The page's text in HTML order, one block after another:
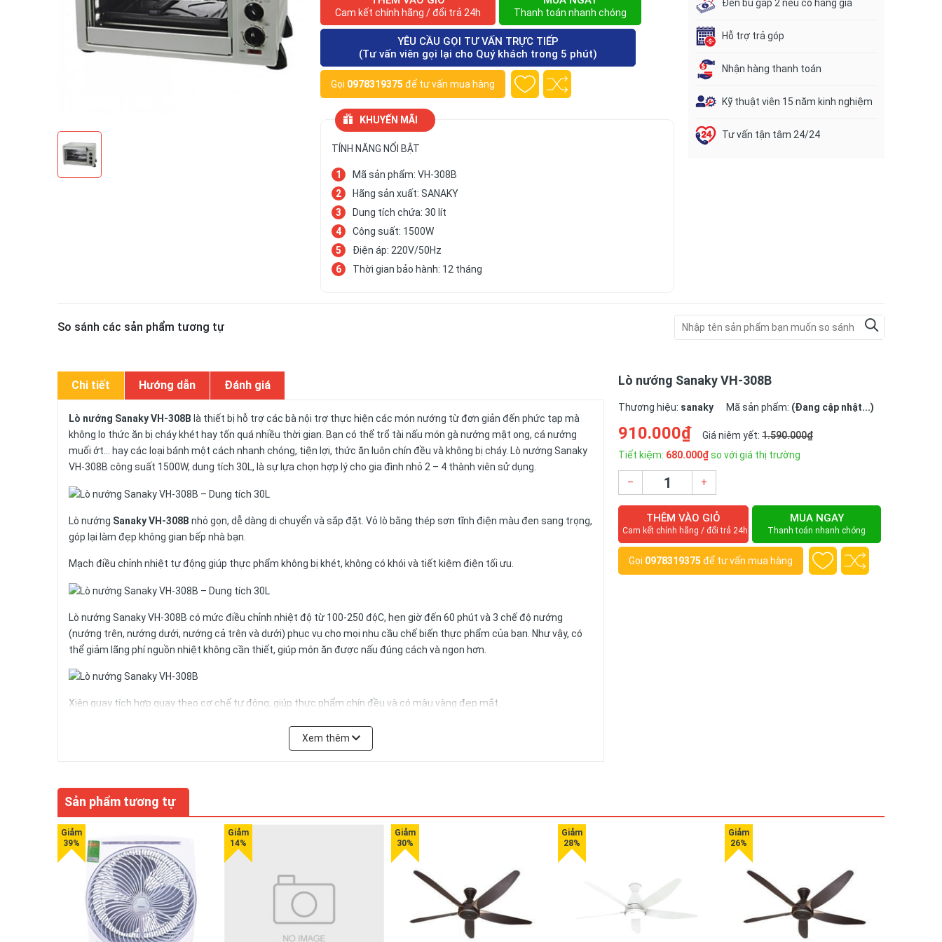
Cam kết chính hãng / đổi trả 24h Thanh toán nhanh chóng
YÊU CẦU GỌI TƯ VẤN TRỰC TIẾP
(Tư vấn viên gọi lại cho Quý khách trong 5 phút)
Gọi 0978319375 để tư vấn mua hàng
KHUYẾN MÃI
TÍNH NĂNG NỔI BẬT
Mã sản phẩm: VH-308B
Hãng sản xuất: SANAKY
Dung tích chứa: 30 lít
Công suất: 1500W
Điện áp: 220V/50Hz
Thời gian bảo hành: 12 tháng
Đền bù gấp 2 nếu có hàng giả
Hỗ trợ trả góp
Nhận hàng thanh toán
Kỹ thuật viên 15 năm kinh nghiệm
Tư vấn tận tâm 24/24
So sánh các sản phẩm tương tự
Chi tiết Hướng dẫn Đánh giá
Lò nướng Sanaky VH-308B là thiết bị hỗ trợ các bà nội trợ thực hiện các món nướng từ đơn giản đến phức tạp mà
không lo thức ăn bị cháy khét hay tốn quá nhiều thời gian. Bạn có thể trổ tài nấu món gà nướng mật ong, cá nướng
muối ớt... hay các loại bánh một cách nhanh chóng, tiện lợi, thức ăn luôn chín đều và không bị cháy. Lò nướng Sanaky
VH-308B công suất 1500W, dung tích 30L, là sự lựa chọn hợp lý cho gia đình nhỏ 2 – 4 thành viên sử dụng.
Lò nướng Sanaky VH-308B nhỏ gọn, dễ dàng di chuyển và sắp đặt. Vỏ lò bằng thép sơn tĩnh điện màu đen sang trọng,
góp lại làm đẹp không gian bếp nhà bạn.
Mạch điều chỉnh nhiệt tự động giúp thực phẩm không bị khét, không có khói và tiết kiệm điện tối ưu.
Lò nướng Sanaky VH-308B có mức điều chỉnh nhiệt độ từ 100-250 độC, hẹn giờ đến 60 phút và 3 chế độ nướng
(nướng trên, nướng dưới, nướng cả trên và dưới) phục vụ cho mọi nhu cầu chế biến thực phẩm của bạn. Như vậy, có
thể giảm lãng phí nguồn nhiệt không cần thiết, giúp món ăn được nấu đúng cách và ngon hơn.
Xiên quay tích hợp quay theo cơ chế tự động, giúp thực phẩm chín đều và có màu vàng đẹp mắt.
chịu nhiệt trong suốt giúp bạn quan sát thức ăn trong quá trình chế biến.
THÔNG SỐ CHI TIẾT
Mã sản phẩm: VH-308B
Loại sản phẩm:
Xem thêm
Lò nướng Sanaky VH-308B
Thương hiệu: sanaky Mã sản phẩm: (Đang cập nhật...)
910.000₫ Giá niêm yết: 1.590.000₫
Tiết kiệm: 680.000₫so với giá thị trường
– +
THÊM VÀO GIỎ
Cam kết chính hãng / đổi trả 24h
MUA NGAY
Thanh toán nhanh chóng
Gọi 0978319375 để tư vấn mua hàng
Sản phẩm tương tự